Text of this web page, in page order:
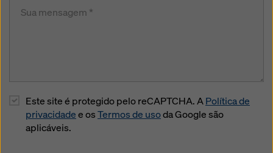
Este site é protegido pelo reCAPTCHA. APolítica de
privacidadee osTermos de usoda Google são
aplicáveis.